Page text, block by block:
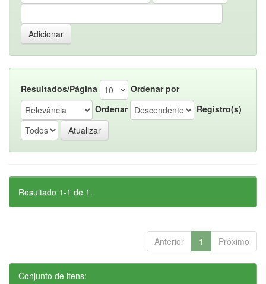
Resultados/Página
Ordenar por
Ordenar
Registro(s)
Resultado 1-1 de 1.
Anterior 1 Próximo
Conjunto de itens: